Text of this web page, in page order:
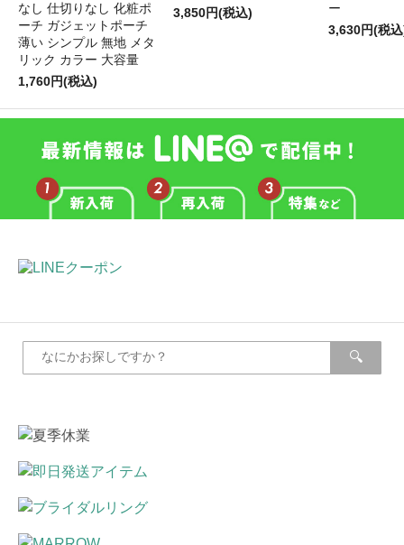
なし 仕切りなし 化粧ポ
ーチ ガジェットポーチ
薄い シンプル 無地 メタ
リック カラー 大容量
1,760円(税込)
3,850円(税込)
ー
3,630円(税